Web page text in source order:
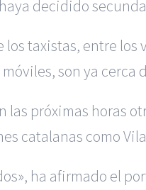
decidido
los taxistas, entre
son ya cerca
las próximas horas
catalanas como
ha afirmado el